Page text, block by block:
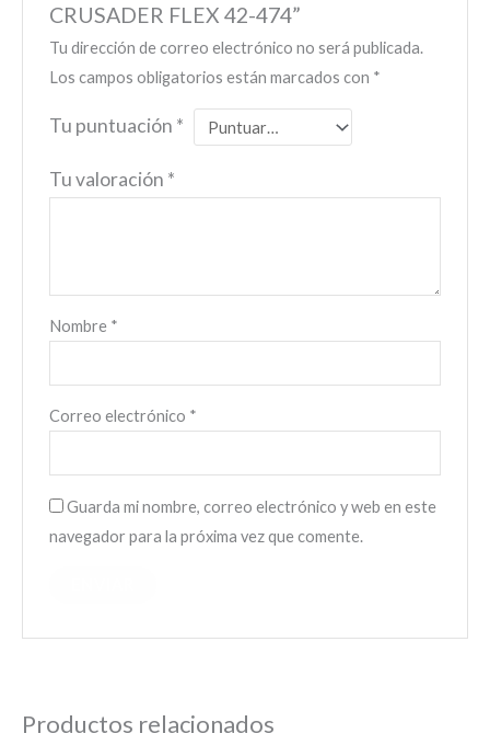
CRUSADER FLEX 42-474”
Tu dirección de correo electrónico no será publicada.
Los campos obligatorios están marcados con *
Tu puntuación *
Tu valoración *
Nombre *
Correo electrónico *
Guarda mi nombre, correo electrónico y web en este
navegador para la próxima vez que comente.
Productos relacionados